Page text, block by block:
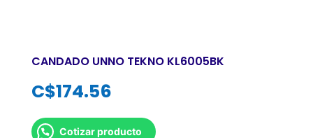
CANDADO UNNO TEKNO KL6005BK
C$174.56
Cotizar producto